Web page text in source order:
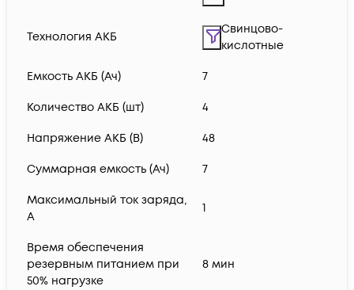
Технология АКБ
Свинцово-
кислотные
Емкость АКБ (Ач) 7
Количество АКБ (шт) 4
Напряжение АКБ (В) 48
Суммарная емкость (Ач) 7
Максимальный ток заряда,
А
1
Время обеспечения
резервным питанием при
50% нагрузке
8 мин